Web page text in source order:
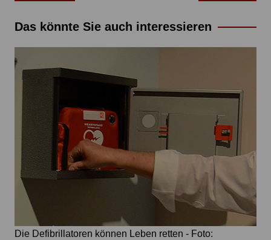
Das könnte Sie auch interessieren
Die Defibrillatoren können Leben retten - Foto: